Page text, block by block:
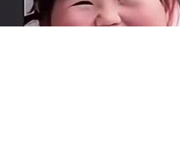
军覆没
之星半决赛